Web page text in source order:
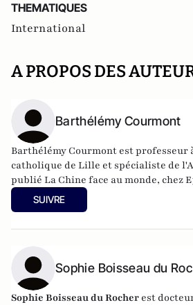
THEMATIQUES
International
A PROPOS DES
Barthélémy Courmont
Barthélémy Courmont est professeur
catholique de Lille et spécialiste de
publié La Chine face au monde, chez
SUIVRE
Sophie Boisseau du
Sophie Boisseau du Rocher est